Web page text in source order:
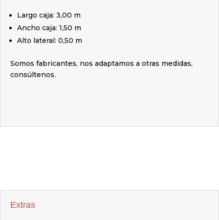
Largo caja: 3,00 m
Ancho caja: 1,50 m
Alto lateral: 0,50 m
Somos fabricantes, nos adaptamos a otras medidas,
consúltenos.
Extras